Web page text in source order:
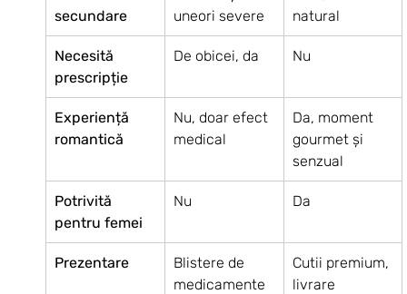
secundare
uneori severe
natural
Necesită
prescripție
De obicei, da Nu
Experiență
romantică
Nu, doar efect
medical
Da, moment
gourmet și
senzual
Potrivită
pentru femei
Nu Da
Prezentare
Blistere de
medicamente
Cutii premium,
livrare